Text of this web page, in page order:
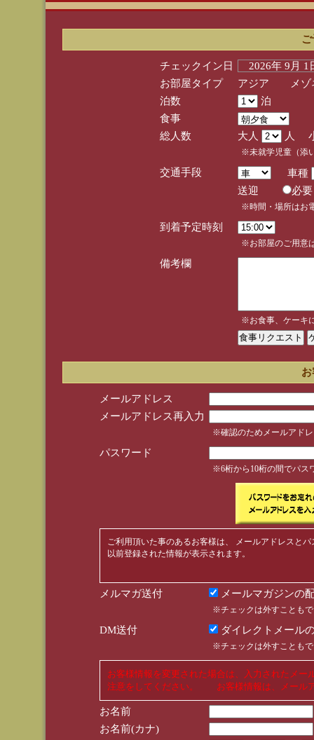
チェックイン日
2026年 9月
お部屋タイプ
アジア メゾネ
泊数
泊
食事
総人数
大人 人
※未就学児童（添
交通手段
車種
送迎
※時間・場所はお
到着予定時刻
※お部屋のご用意
備考欄
※お食事、ケーキ
メールアドレス
メールアドレス再入力
※確認のためメールアド
パスワード
※6桁から10桁の間でパス
ご利用頂いた事のあるお客様は、 メールアドレスと
以前登録された情報が表示されます。
メルマガ送付 メールマガジンの
※チェックは外すことも
DM送付 ダイレクトメール
※チェックは外すことも
お客様情報を変更された場合は、入力されたメ
注意をしてください。 お客様情報は、メール
お名前
お名前(カナ)